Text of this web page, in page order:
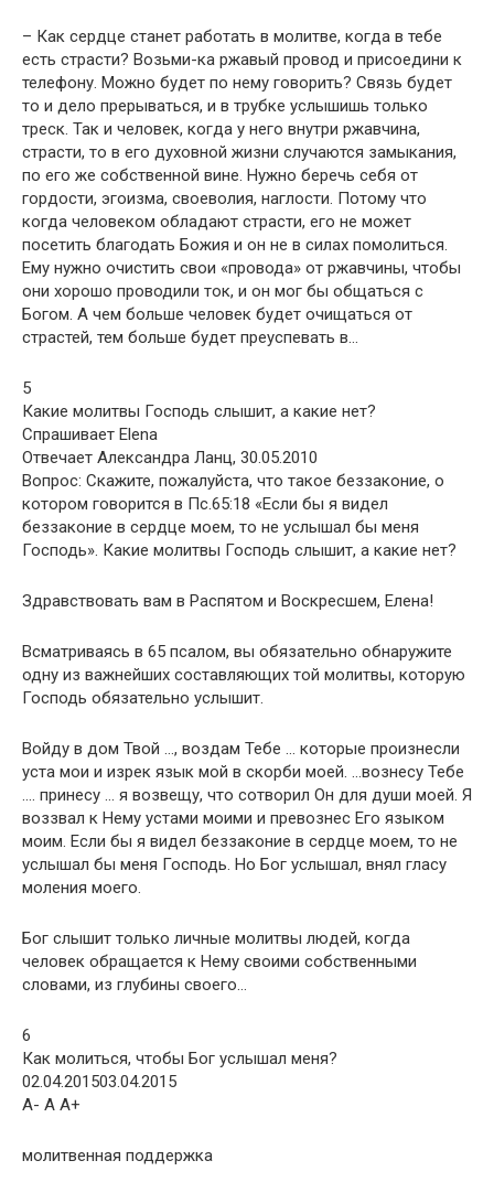
– Как сердце станет работать в молитве, когда в тебе
есть страсти? Возьми-ка ржавый провод и присоедини к
телефону. Можно будет по нему говорить? Связь будет
то и дело прерываться, и в трубке услышишь только
треск. Так и человек, когда у него внутри ржавчина,
страсти, то в его духовной жизни случаются замыкания,
по его же собственной вине. Нужно беречь себя от
гордости, эгоизма, своеволия, наглости. Потому что
когда человеком обладают страсти, его не может
посетить благодать Божия и он не в силах помолиться.
Ему нужно очистить свои «провода» от ржавчины, чтобы
они хорошо проводили ток, и он мог бы общаться с
Богом. А чем больше человек будет очищаться от
страстей, тем больше будет преуспевать в…
5
Какие молитвы Господь слышит, а какие нет?
Спрашивает Elena
Отвечает Александра Ланц, 30.05.2010
Вопрос: Скажите, пожалуйста, что такое беззаконие, о
котором говорится в Пс.65:18 «Если бы я видел
беззаконие в сердце моем, то не услышал бы меня
Господь». Какие молитвы Господь слышит, а какие нет?
Здравствовать вам в Распятом и Воскресшем, Елена!
Всматриваясь в 65 псалом, вы обязательно обнаружите
одну из важнейших составляющих той молитвы, которую
Господь обязательно услышит.
Войду в дом Твой …, воздам Тебе … которые произнесли
уста мои и изрек язык мой в скорби моей. …вознесу Тебе
…. принесу … я возвещу, что сотворил Он для души моей. Я
воззвал к Нему устами моими и превознес Его языком
моим. Если бы я видел беззаконие в сердце моем, то не
услышал бы меня Господь. Но Бог услышал, внял гласу
моления моего.
Бог слышит только личные молитвы людей, когда
человек обращается к Нему своими собственными
словами, из глубины своего…
6
Как молиться, чтобы Бог услышал меня?
02.04.201503.04.2015
A- A A+
молитвенная поддержка